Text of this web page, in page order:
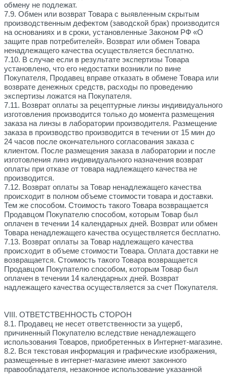
обмену не подлежат.
7.9. Обмен или возврат Товара с выявленным скрытым
производственным дефектом (заводской брак) производится
на основаниях и в сроки, установленные Законом РФ «О
защите прав потребителей». Возврат или обмен Товара
ненадлежащего качества осуществляется бесплатно.
7.10. В случае если в результате экспертизы Товара
установлено, что его недостатки возникли по вине
Покупателя, Продавец вправе отказать в обмене Товара или
возврате денежных средств, расходы по проведению
экспертизы ложатся на Покупателя.
7.11. Возврат оплаты за рецептурные линзы индивидуального
изготовления производится только до момента размещения
заказа на линзы в лаборатории производителя. Размещение
заказа в производство производится в течении от 15 мин до
24 часов после окончательного согласования заказа с
клиентом. После размещения заказа в лаборатории и после
изготовления линз индивидуального назначения возврат
оплаты при отказе от товара надлежащего качества не
производится.
7.12. Возврат оплаты за Товар ненадлежащего качества
происходит в полном объеме стоимости товара и доставки.
Тем же способом. Стоимость такого Товара возвращается
Продавцом Покупателю способом, которым Товар был
оплачен в течении 14 календарных дней. Возврат или обмен
Товара ненадлежащего качества осуществляется бесплатно.
7.13. Возврат оплаты за Товар надлежащего качества
происходит в объеме стоимости Товара. Оплата доставки не
возвращается. Стоимость такого Товара возвращается
Продавцом Покупателю способом, которым Товар был
оплачен в течении 14 календарных дней. Возврат
надлежащего качества осуществляется за счет Покупателя.
VIII. ОТВЕТСТВЕННОСТЬ СТОРОН
8.1. Продавец не несет ответственности за ущерб,
причиненный Покупателю вследствие ненадлежащего
использования Товаров, приобретенных в Интернет-магазине.
8.2. Вся текстовая информация и графические изображения,
размещенные в интернет-магазине имеют законного
правообладателя, незаконное использование указанной